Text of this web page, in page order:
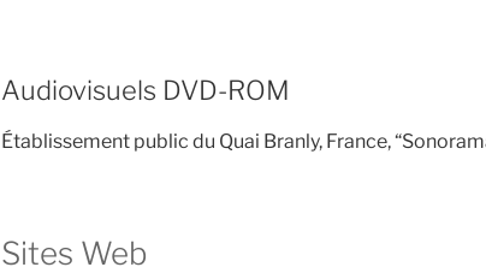
Audiovisuels DVD-ROM
Établissement public du Quai Branly, France,
Sites Web